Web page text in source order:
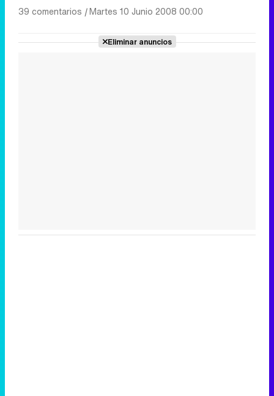
39 comentarios |Martes 10 Junio 2008 00:00
Eliminar anuncios